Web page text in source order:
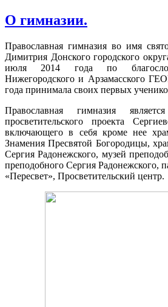
О гимназии.
Православная гимназия во имя
Димитрия Донского городского
июля 2014 года по
Нижегородского и Арзамасского
года принимала своих первых
Православная гимназия
просветительского проекта
включающего в себя кроме нее
Знамения Пресвятой Богородицы,
Сергия Радонежского, музей
преподобного Сергия Радонежского,
«Пересвет», Просветительский центр.